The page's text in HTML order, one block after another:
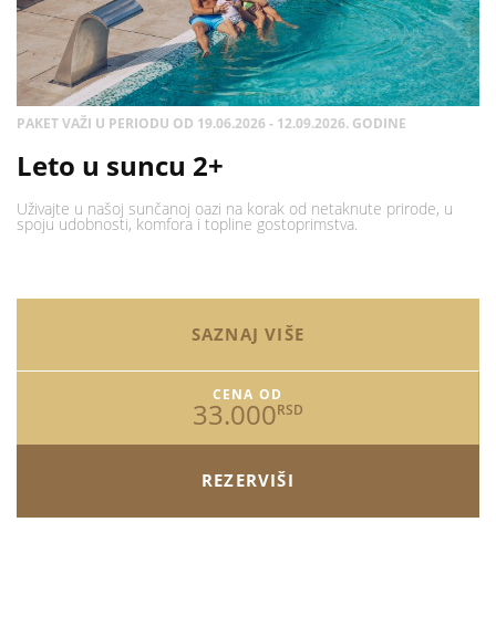
PAKET VAŽI U PERIODU OD 19.06.2026 - 12.09.2026. GODINE
Leto u suncu 2+
Uživajte u našoj sunčanoj oazi na korak od netaknute prirode, u
spoju udobnosti, komfora i topline gostoprimstva.
SAZNAJ VIŠE
CENA OD
33.000RSD
REZERVIŠI